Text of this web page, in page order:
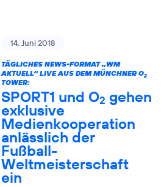
14. Juni 2018
TÄGLICHES NEWS-FORMAT „WM
AKTUELL“ LIVE AUS DEM MÜNCHNER O2
TOWER:
SPORT1 und O2 gehen
exklusive
Medienkooperation
anlässlich der
Fußball-
Weltmeisterschaft
ein